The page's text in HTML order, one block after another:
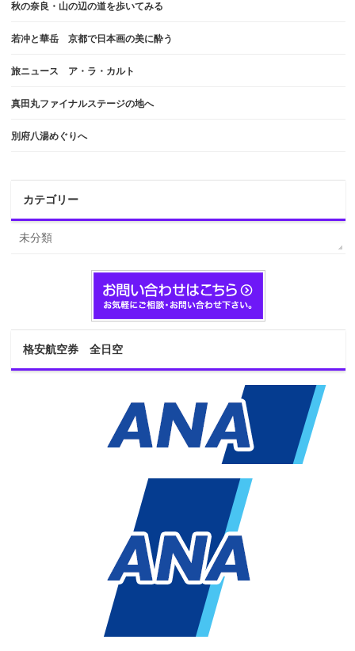
秋の奈良・山の辺の道を歩いてみる
若冲と華岳 京都で日本画の美に酔う
旅ニュース ア・ラ・カルト
真田丸ファイナルステージの地へ
別府八湯めぐりへ
カテゴリー
未分類
格安航空券 全日空